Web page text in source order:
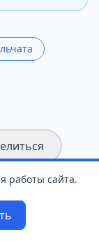
работы сайта.